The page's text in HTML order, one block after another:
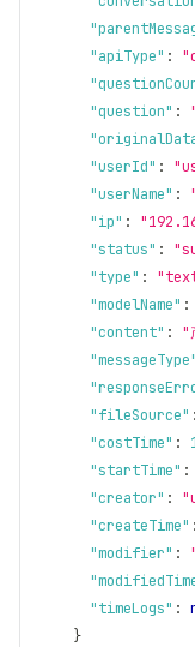
"apiType" :
"question" :
"userId" :
"userName" :
"ip" :
"status" :
"type" :
"modelName" :
"content" : "
"messageType"
"fileSource" :
"costTime" :
"startTime" :
"creator" :
"createTime" :
"modifier" :
"timeLogs" :
}